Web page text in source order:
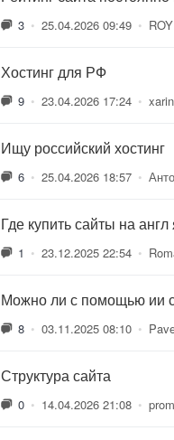
3 • 25.04.2026 09:49 • ROY
Хостинг для РФ
9 • 23.04.2026 17:24 •
Ищу российский хостинг
6 • 25.04.2026 18:57 •
Где купить сайты на
1 • 23.12.2025 22:54 •
Можно ли с помощью ии
8 • 03.11.2025 08:10 •
Структура сайта
0 • 14.04.2026 21:08 •